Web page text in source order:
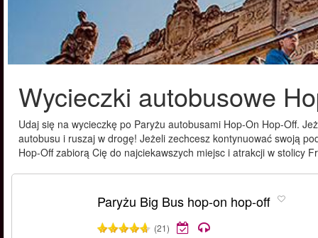
Wycieczki autobusowe
Udaj się na wycieczkę po Paryżu autobusami Hop-On Hop-Off.
autobusu i ruszaj w drogę! Jeżeli zechcesz kontynuować swoją
Hop-Off zabiorą Cię do najciekawszych miejsc i atrakcji w stolicy
Paryżu Big Bus hop-on hop-off
(21)